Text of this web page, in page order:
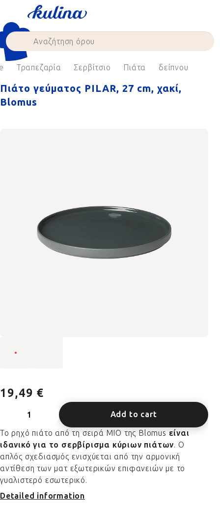
content
Τραπεζαρία Σερβίτσιο Πιάτα δείπνου
Πιάτο γεύματος PILAR, 27 cm, χακί,
Blomus
19,49 €
Add to cart
Το ρηχό πιάτο από τη σειρά MIO της Blomus είναι
ιδανικό για το σερβίρισμα κύριων πιάτων. Ο
απλός σχεδιασμός ενισχύεται από την αρμονική
αντίθεση των ματ εξωτερικών επιφανειών με το
γυαλιστερό εσωτερικό.
Detailed information